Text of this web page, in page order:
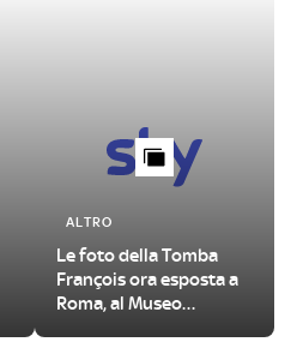
ALTRO
Le foto della Tomba
François ora esposta a
Roma, al Museo